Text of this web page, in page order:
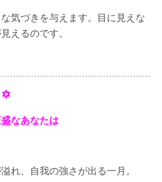
気づきを与えます。目に見えな
えるのです。
✡
なあなたは
れ、自我の強さが出る一月。